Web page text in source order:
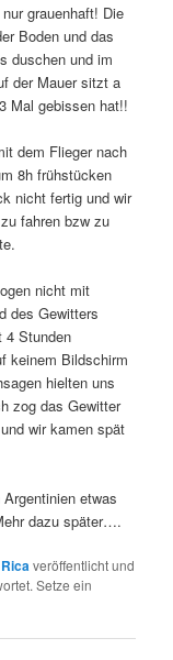
grauenhaft! Die
Boden und das
duschen und im
der Mauer sitzt a
Mal gebissen hat!!
dem Flieger nach
8h frühstücken
nicht fertig und wir
fahren bzw zu
nicht mit
des Gewitters
4 Stunden
keinem Bildschirm
hielten uns
zog das Gewitter
wir kamen spät
etwas
dazu später….
veröffentlicht und
Setze ein